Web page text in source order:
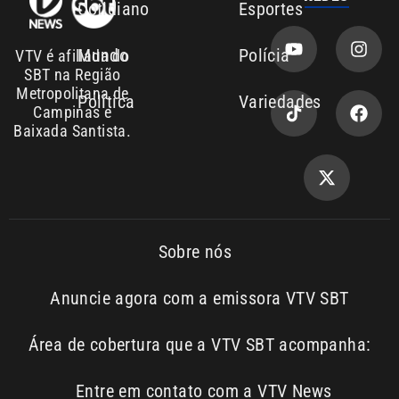
Anuncie agora com a emissora VTV SBT
Área de cobertura que a VTV SBT acompanha:
Entre em contato com a VTV News
01.773.119.0001-60
Política de
privacidade